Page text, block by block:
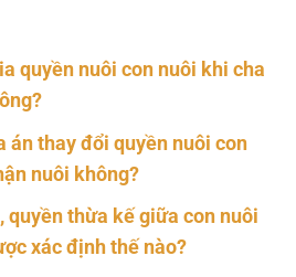
quyền nuôi con nuôi khi cha
án thay đổi quyền nuôi con
nuôi không?
quyền thừa kế giữa con nuôi
xác định thế nào?